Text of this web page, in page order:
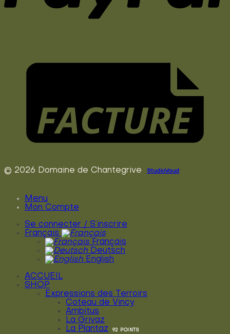
© 2026 Domaine de Chantegrive StudioVaud
Menu
Mon Compte
Se connecter / S’inscrire
Français
Français
Deutsch
English
ACCUEIL
SHOP
Expressions des Terroirs
Coteau de Vincy
Ambitus
La Grivaz
La Plantaz